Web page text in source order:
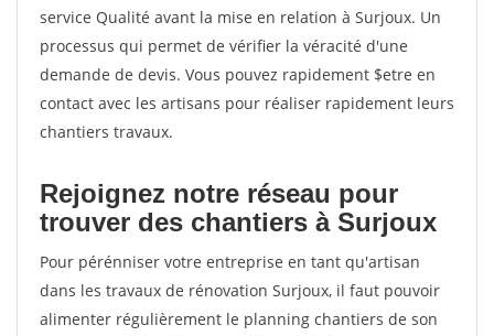
service Qualité avant la mise en relation à Surjoux. Un
processus qui permet de vérifier la véracité d'une
demande de devis. Vous pouvez rapidement $etre en
contact avec les artisans pour réaliser rapidement leurs
chantiers travaux.
Rejoignez notre réseau pour
trouver des chantiers à Surjoux
Pour pérénniser votre entreprise en tant qu'artisan
dans les travaux de rénovation Surjoux, il faut pouvoir
alimenter régulièrement le planning chantiers de son